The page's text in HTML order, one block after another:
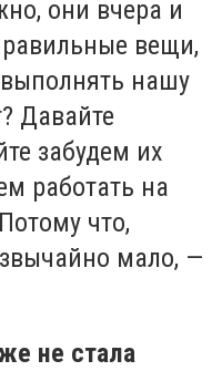
они вчера и
вещи,
нашу
Давайте
забудем их
работать на
что,
мало, —
не стала